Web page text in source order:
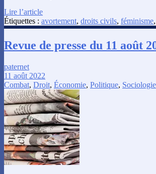
Lire l’article
Étiquettes : avortement, droits civils, féminisme,
Revue de presse du 11 août
paternet
11 août 2022
Combat, Droit, Économie, Politique, Sociologie